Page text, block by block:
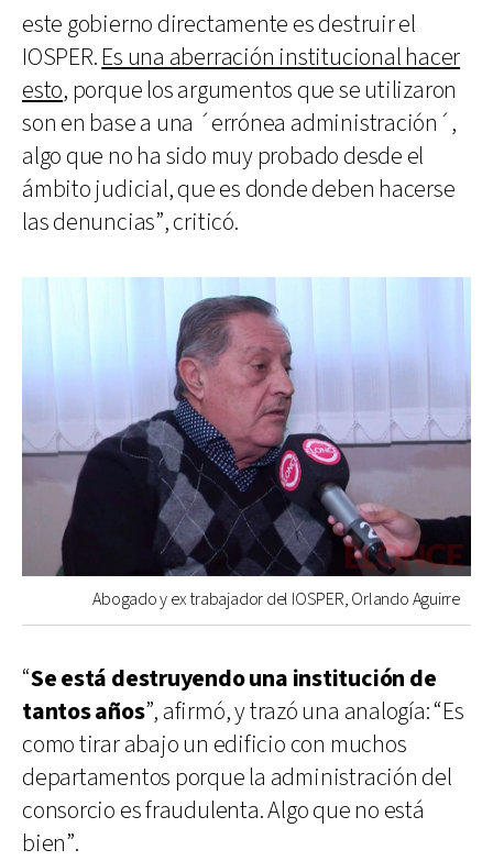
este gobierno directamente es destruir el
IOSPER.Es una aberración institucional hacer
esto, porque los argumentos que se utilizaron
son en base a una ´errónea administración´,
algo que no ha sido muy probado desde el
ámbito judicial, que es donde deben hacerse
las denuncias”, criticó.
Abogado y ex trabajador del IOSPER, Orlando Aguirre
“Se está destruyendo una institución de
tantos años”, afirmó, y trazó una analogía: “Es
como tirar abajo un edificio con muchos
departamentos porque la administración del
consorcio es fraudulenta. Algo que no está
bien”.